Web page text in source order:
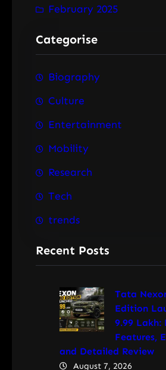
February 2025
Categorise
Biography
Culture
Entertainment
Mobility
Research
Tech
trends
Recent Posts
Tata
Edition
9.99 Lakh:
Features,
and Detailed Review
August 7, 2026